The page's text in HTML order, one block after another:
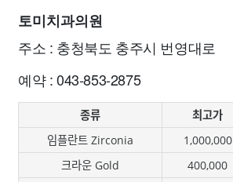
토미치과의원
주소 : 충청북도 충주시 번영대로
예약 : 043-853-2875
종류 최고가
임플란트 Zirconia
1,000,000
크라운 Gold
400,000